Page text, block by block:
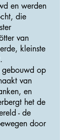
en werden
die
van
kleinste
gebouwd op
van
en
het de
- de
door